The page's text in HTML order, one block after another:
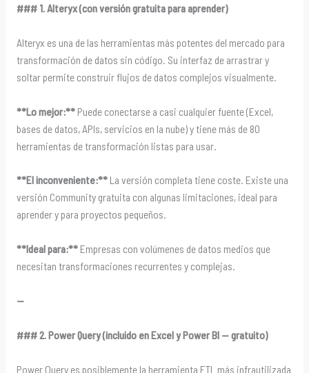
### 1. Alteryx (con versión gratuita para aprender)
Alteryx es una de las herramientas más potentes del mercado para
transformación de datos sin código. Su interfaz de arrastrar y
soltar permite construir flujos de datos complejos visualmente.
**Lo mejor:**Puede conectarse a casi cualquier fuente (Excel,
bases de datos, APIs, servicios en la nube) y tiene más de 80
herramientas de transformación listas para usar.
**El inconveniente:**La versión completa tiene coste. Existe una
versión Community gratuita con algunas limitaciones, ideal para
aprender y para proyectos pequeños.
**Ideal para:**Empresas con volúmenes de datos medios que
necesitan transformaciones recurrentes y complejas.
—
### 2. Power Query (incluido en Excel y Power BI — gratuito)
Power Query es posiblemente la herramienta ETL más infrautilizada